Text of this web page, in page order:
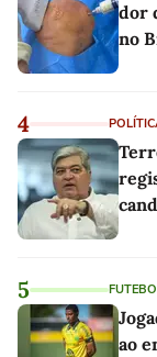
dor
no
4
5
ao